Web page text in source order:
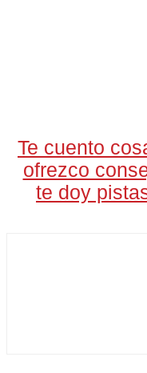
Te cuento
ofrezco
te doy